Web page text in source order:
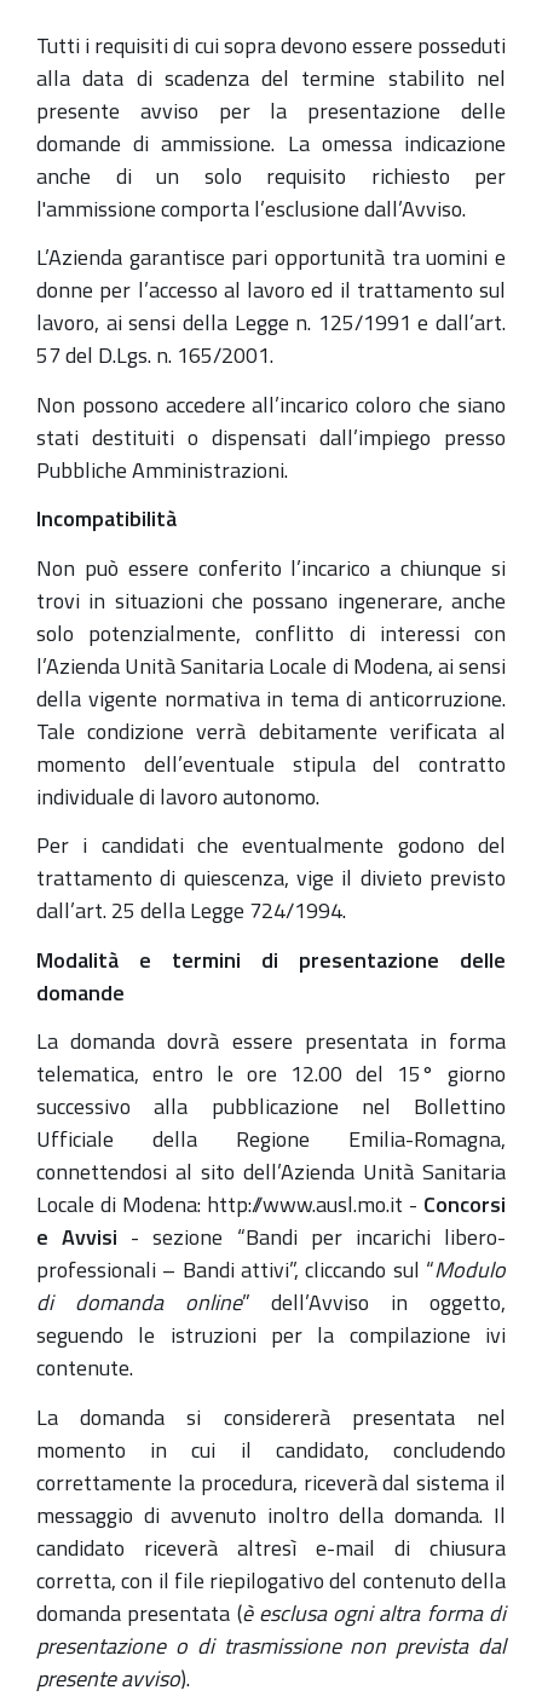
Tutti i requisiti di cui sopra devono essere posseduti
alla data di scadenza del termine stabilito nel
presente avviso per la presentazione delle
domande di ammissione. La omessa indicazione
anche di un solo requisito richiesto per
l'ammissione comporta l’esclusione dall’Avviso.
L’Azienda garantisce pari opportunità tra uomini e
donne per l’accesso al lavoro ed il trattamento sul
lavoro, ai sensi della Legge n. 125/1991 e dall’art.
57 del D.Lgs. n. 165/2001.
Non possono accedere all’incarico coloro che siano
stati destituiti o dispensati dall’impiego presso
Pubbliche Amministrazioni.
Incompatibilità
Non può essere conferito l’incarico a chiunque si
trovi in situazioni che possano ingenerare, anche
solo potenzialmente, conflitto di interessi con
l’Azienda Unità Sanitaria Locale di Modena, ai sensi
della vigente normativa in tema di anticorruzione.
Tale condizione verrà debitamente verificata al
momento dell’eventuale stipula del contratto
individuale di lavoro autonomo.
Per i candidati che eventualmente godono del
trattamento di quiescenza, vige il divieto previsto
dall’art. 25 della Legge 724/1994.
Modalità e termini di presentazione delle
domande
La domanda dovrà essere presentata in forma
telematica, entro le ore 12.00 del 15° giorno
successivo alla pubblicazione nel Bollettino
Ufficiale della Regione Emilia-Romagna,
connettendosi al sito dell’Azienda Unità Sanitaria
Locale di Modena: http://www.ausl.mo.it - Concorsi
e Avvisi - sezione “Bandi per incarichi libero-
professionali – Bandi attivi”, cliccando sul “Modulo
di domanda online” dell’Avviso in oggetto,
seguendo le istruzioni per la compilazione ivi
contenute.
La domanda si considererà presentata nel
momento in cui il candidato, concludendo
correttamente la procedura, riceverà dal sistema il
messaggio di avvenuto inoltro della domanda. Il
candidato riceverà altresì e-mail di chiusura
corretta, con il file riepilogativo del contenuto della
domanda presentata (è esclusa ogni altra forma di
presentazione o di trasmissione non prevista dal
presente avviso).